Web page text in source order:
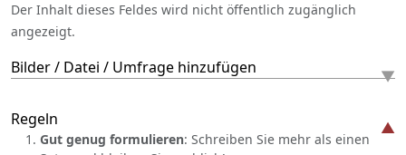
Der Inhalt dieses Feldes wird nicht öffentlich zugänglich
angezeigt.
Bilder / Datei / Umfrage hinzufügen
Regeln
Gut genug formulieren: Schreiben Sie mehr als einen